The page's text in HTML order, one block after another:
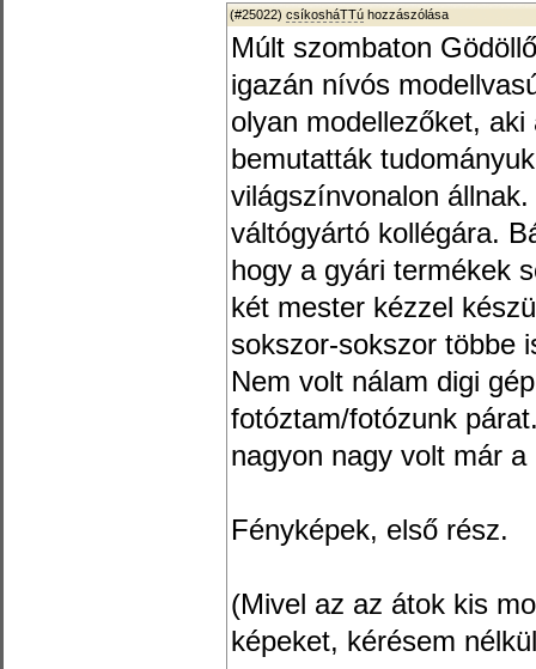
(#25022) csíkosháTTú hozzászólása
Múlt szombaton
igazán nívós
olyan modellezőket,
bemutatták
világszínvonalon
váltógyártó kollégára.
hogy a gyári termékek
két mester kézzel
sokszor-sokszor többe
Nem volt nálam digi
fotóztam/fotózunk
nagyon nagy volt már
Fényképek, első rész.
(Mivel az az átok kis
képeket, kérésem